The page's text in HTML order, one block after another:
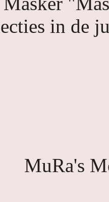
in de
MuRa's